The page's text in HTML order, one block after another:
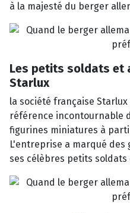
à la majesté du berger
Les petits soldats et
Starlux
la société française
référence incontournable
figurines miniatures à
L'entreprise a marqué
ses célèbres petits